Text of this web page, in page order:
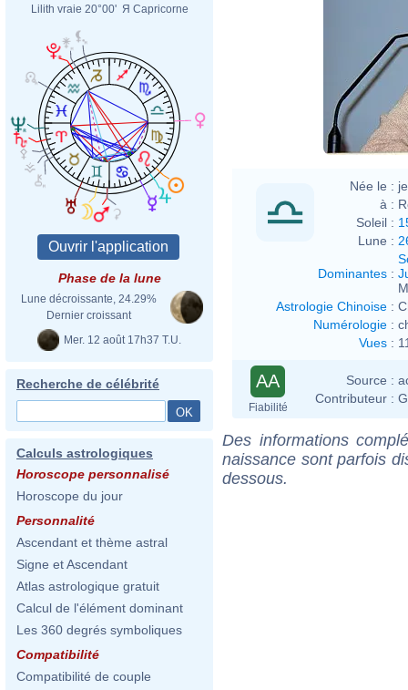
Lilith vraie 20°00' Я Capricorne
Phase de la lune
Lune décroissante, 24.29%
Dernier croissant
Mer. 12 août 17h37 T.U.
Recherche de célébrité
Calculs astrologiques
Horoscope personnalisé
Horoscope du jour
Personnalité
Ascendant et thème astral
Signe et Ascendant
Atlas astrologique gratuit
Calcul de l'élément dominant
Les 360 degrés symboliques
Compatibilité
Compatibilité de couple
Née le :
à :
Soleil :
Lune :
Dominantes :
Astrologie Chinoise :
Numérologie :
Vues :
AA
Fiabilité
Source :
Contributeur :
Des informations
naissance sont parfois
dessous.